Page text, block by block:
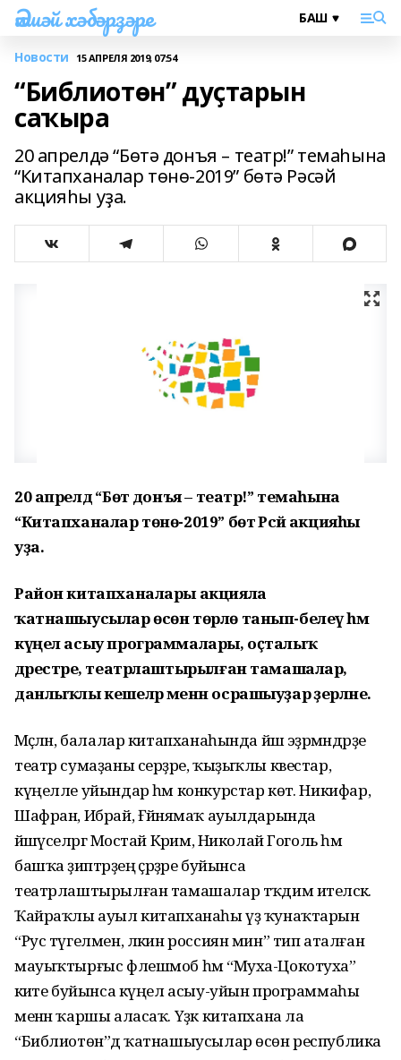
Әлшәй хәбәрҙәре
Новости 15 АПРЕЛЯ 2019, 07:54
“Библиотөн” дуҫтарын
саҡыра
20 апрелдә “Бөтә донъя – театр!” темаһына
“Китапханалар төнө-2019” бөтә Рәсәй
акцияһы уҙа.
20 апрелдә “Бөтә донъя – театр!” темаһына
“Китапханалар төнө-2019” бөтә Рәсәй акцияһы
уҙа.
Район китапханалары акцияла
ҡатнашыусылар өсөн төрлө танып-белеү һәм
күңел асыу программалары, оҫталыҡ
дәрестәре, театрлаштырылған тамашалар,
данлыҡлы кешеләр менән осрашыуҙар әҙерләне.
Мәҫәлән, балалар китапханаһында йәш эҙәрмәндәрҙе
театр сумаҙаны серҙәре, ҡыҙыҡлы квестар,
күңелле уйындар һәм конкурстар көтә. Никифар,
Шафран, Ибрай, Ғәйнәямаҡ ауылдарында
йәшәүселәргә Мостай Кәрим, Николай Гоголь һәм
башҡа әҙиптәрҙең әҫәрҙәре буйынса
театрлаштырылған тамашалар тәҡдим ителәсәк.
Ҡайраҡлы ауыл китапханаһы үҙ ҡунаҡтарын
“Рус түгелмен, ләкин россиян мин” тип аталған
мауыҡтырғыс флешмоб һәм “Муха-Цокотуха”
әкиәте буйынса күңел асыу-уйын программаһы
менән ҡаршы аласаҡ. Үҙәк китапхана ла
“Библиотөн”дә ҡатнашыусылар өсөн республика